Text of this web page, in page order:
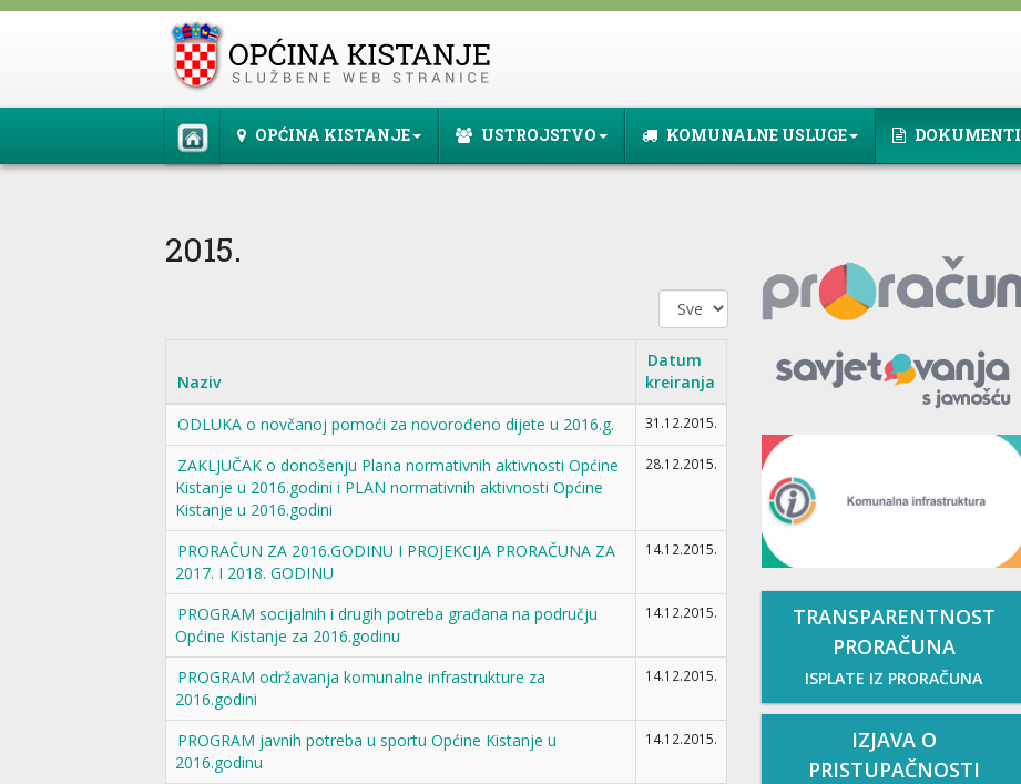
OPĆINA KISTANJE USTROJSTVO KOMUNALNE USLUGE DOKUMENTI
2015.
Prikaz
#
Naziv
Datum
kreiranja
ODLUKA o novčanoj pomoći za novorođeno dijete u 2016.g.
31.12.2015.
ZAKLJUČAK o donošenju Plana normativnih aktivnosti Općine
Kistanje u 2016.godini i PLAN normativnih aktivnosti Općine
Kistanje u 2016.godini
28.12.2015.
PRORAČUN ZA 2016.GODINU I PROJEKCIJA PRORAČUNA ZA
2017. I 2018. GODINU
14.12.2015.
PROGRAM socijalnih i drugih potreba građana na području
Općine Kistanje za 2016.godinu
14.12.2015.
PROGRAM održavanja komunalne infrastrukture za
2016.godini
14.12.2015.
PROGRAM javnih potreba u sportu Općine Kistanje u
2016.godinu
14.12.2015.
TRANSPARENTNOST
PRORAČUNA
ISPLATE IZ PRORAČUNA
IZJAVA O
PRISTUPAČNOSTI